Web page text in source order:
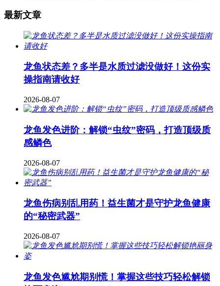
最新文章
龙鱼状态差？多半是水质过滤没做好！这份实
操指南请收好
2026-08-07
龙鱼发色进阶：解锁“虫纹”密码，打造顶级质
感鳞色
2026-08-07
龙鱼伤病别乱用药！益生菌才是守护龙鱼健康
的“秘密武器”
2026-08-07
龙鱼发色尴尬期别慌！掌握这些技巧轻松解锁